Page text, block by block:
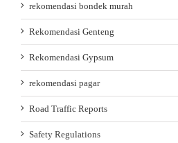
rekomendasi bondek murah
Rekomendasi Genteng
Rekomendasi Gypsum
rekomendasi pagar
Road Traffic Reports
Safety Regulations